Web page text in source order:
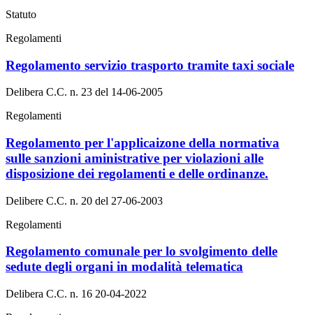
Statuto
Regolamenti
Regolamento servizio trasporto tramite taxi sociale
Delibera C.C. n. 23 del 14-06-2005
Regolamenti
Regolamento per l'applicaizone della normativa
sulle sanzioni aministrative per violazioni alle
disposizione dei regolamenti e delle ordinanze.
Delibere C.C. n. 20 del 27-06-2003
Regolamenti
Regolamento comunale per lo svolgimento delle
sedute degli organi in modalità telematica
Delibera C.C. n. 16 20-04-2022